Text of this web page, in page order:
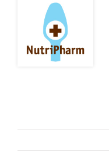
contenido